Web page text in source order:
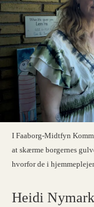
I Faaborg-Midtfyn
at skærme borgernes
hvorfor de i
Heidi